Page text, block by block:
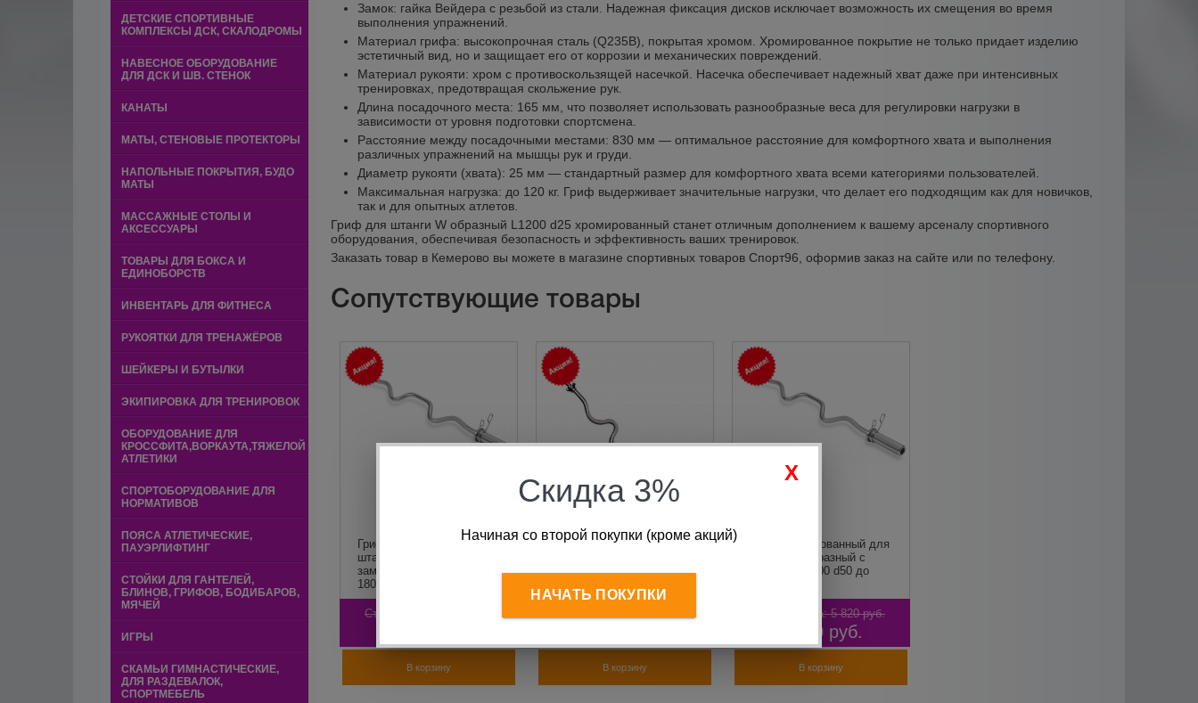
ДЕТСКИЕ СПОРТИВНЫЕ
КОМПЛЕКСЫ ДСК, СКАЛОДРОМЫ
НАВЕСНОЕ ОБОРУДОВАНИЕ
ДЛЯ ДСК И ШВ. СТЕНОК
КАНАТЫ
МАТЫ, СТЕНОВЫЕ ПРОТЕКТОРЫ
НАПОЛЬНЫЕ ПОКРЫТИЯ, БУДО
МАТЫ
МАССАЖНЫЕ СТОЛЫ И
АКСЕССУАРЫ
ТОВАРЫ ДЛЯ БОКСА И
ЕДИНОБОРСТВ
ИНВЕНТАРЬ ДЛЯ ФИТНЕСА
РУКОЯТКИ ДЛЯ ТРЕНАЖЁРОВ
ШЕЙКЕРЫ И БУТЫЛКИ
ЭКИПИРОВКА ДЛЯ ТРЕНИРОВОК
ОБОРУДОВАНИЕ ДЛЯ
КРОССФИТА,ВОРКАУТА,ТЯЖЕЛОЙ
АТЛЕТИКИ
СПОРТОБОРУДОВАНИЕ ДЛЯ
НОРМАТИВОВ
ПОЯСА АТЛЕТИЧЕСКИЕ,
ПАУЭРЛИФТИНГ
СТОЙКИ ДЛЯ ГАНТЕЛЕЙ,
БЛИНОВ, ГРИФОВ, БОДИБАРОВ,
МЯЧЕЙ
ИГРЫ
СКАМЬИ ГИМНАСТИЧЕСКИЕ,
ДЛЯ РАЗДЕВАЛОК,
СПОРТМЕБЕЛЬ
Замок: гайка Вейдера с резьбой из стали. Надежная фиксация дисков исключает возможность их смещения во время
выполнения упражнений.
Материал грифа: высокопрочная сталь (Q235B), покрытая хромом. Хромированное покрытие не только придает изделию
эстетичный вид, но и защищает его от коррозии и механических повреждений.
Материал рукояти: хром с противоскользящей насечкой. Насечка обеспечивает надежный хват даже при интенсивных
тренировках, предотвращая скольжение рук.
Длина посадочного места: 165 мм, что позволяет использовать разнообразные веса для регулировки нагрузки в
зависимости от уровня подготовки спортсмена.
Расстояние между посадочными местами: 830 мм — оптимальное расстояние для комфортного хвата и выполнения
различных упражнений на мышцы рук и груди.
Диаметр рукояти (хвата): 25 мм — стандартный размер для комфортного хвата всеми категориями пользователей.
Максимальная нагрузка: до 120 кг. Гриф выдерживает значительные нагрузки, что делает его подходящим как для новичков,
так и для опытных атлетов.
Гриф для штанги W образный L1200 d25 хромированный станет отличным дополнением к вашему арсеналу спортивного
оборудования, обеспечивая безопасность и эффективность ваших тренировок.
Заказать товар в Кемерово вы можете в магазине спортивных товаров Спорт96, оформив заказ на сайте или по телефону.
Сопутствующие товары
Гриф хромированный для
штанги W-образный с
замками L1200 d50 до
180кг CL
Старая цена:
В корзину
Гриф хромированный для
d30
В корзину
Гриф хромированный для
штанги W-образный с
замками L1500 d50 до
Старая цена: 5 820 руб.
3 680 руб.
В корзину
Скидка 3%
Начиная со второй покупки (кроме акций)
НАЧАТЬ ПОКУПКИ